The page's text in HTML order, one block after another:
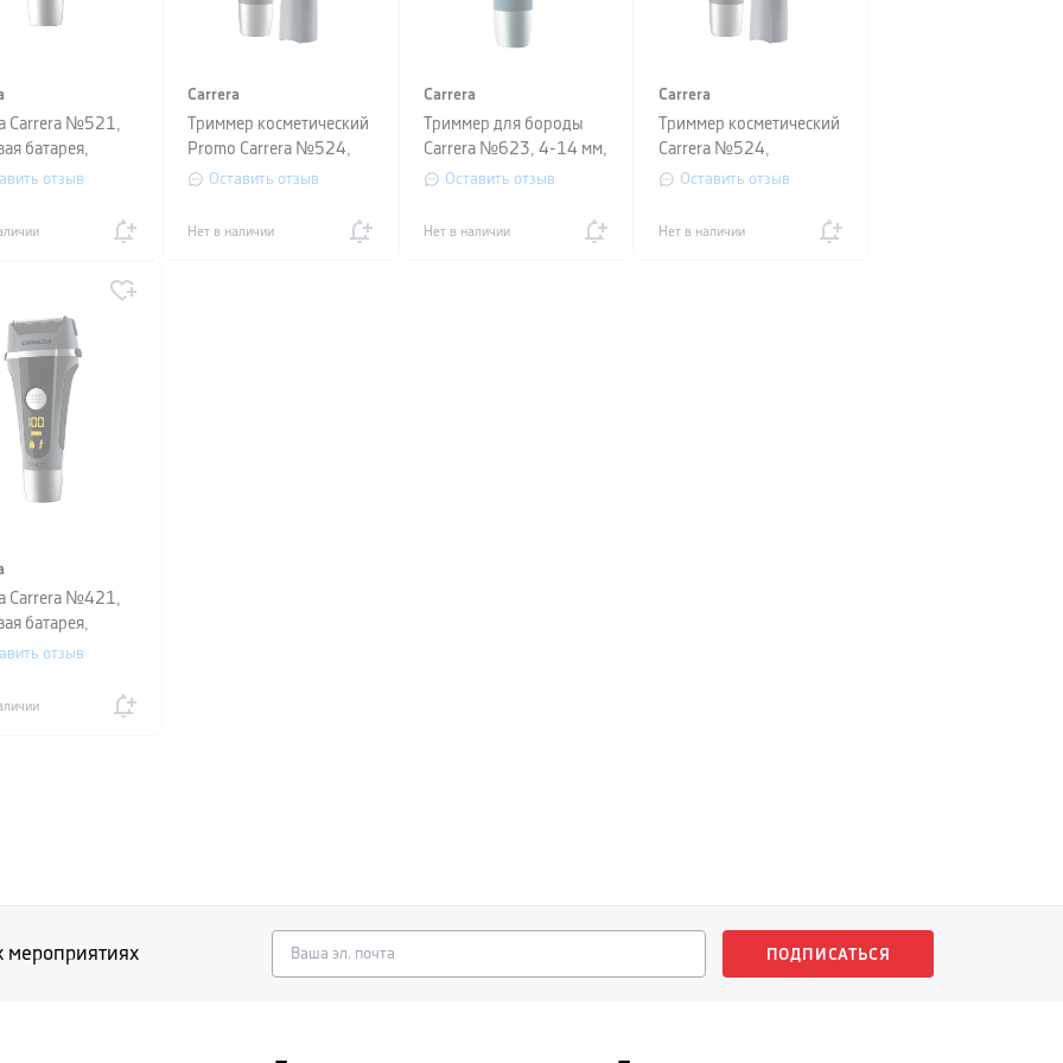
Carrera №521,
батарея,
отзыв
Carrera
Триммер косметический
Promo Carrera №524,
нержавеющая сталь,
серый
Оставить отзыв
Нет в наличии
Carrera
Триммер для бороды
Carrera №623, 4-14 мм,
литий-ионный
зарядки через USB,
Оставить отзыв
Нет в наличии
Carrera
Триммер косметический
Carrera №524,
нержавеющая сталь,
серый
Оставить отзыв
Нет в наличии
Carrera №421,
батарея,
отзыв
мероприятиях ПОДПИСАТЬСЯ